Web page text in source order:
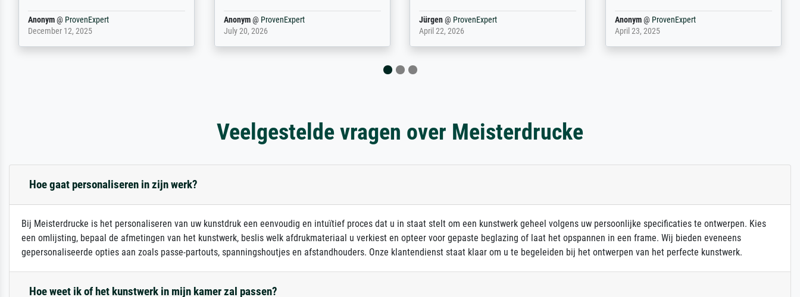
Reinhold,@ProvenExpert
April 22, 2026
weiter. Vielen ...
Margot@ProvenExpert
February 20, 2026
Anonym@ProvenExpert
August 12, 2025
Anonym@ ProvenExpert
March 31, 2025
Veelgestelde vragen over Meisterdrucke
Hoe gaat personaliseren in zijn werk?
Bij Meisterdrucke is het personaliseren van uw kunstdruk een eenvoudig en intuïtief proces dat u in staat stelt om een kunstwerk geheel volgens uw persoonlijke specificaties te ontwerpen. Kies
een omlijsting, bepaal de afmetingen van het kunstwerk, beslis welk afdrukmateriaal u verkiest en opteer voor gepaste beglazing of laat het opspannen in een frame. Wij bieden eveneens
gepersonaliseerde opties aan zoals passe-partouts, spanningshoutjes en afstandhouders. Onze klantendienst staat klaar om u te begeleiden bij het ontwerpen van het perfecte kunstwerk.
Hoe weet ik of het kunstwerk in mijn kamer zal passen?